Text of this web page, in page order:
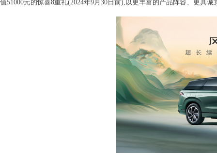
值51000元的惊喜8重礼(2024年9月30日前),以更丰富的产品阵容、更具